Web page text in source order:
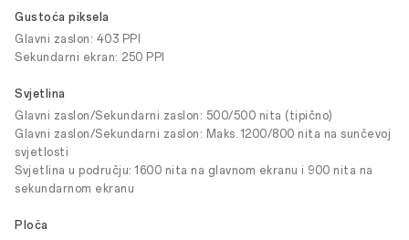
Gustoća piksela
Glavni zaslon: 403 PPI
Sekundarni ekran: 250 PPI
Svjetlina
Glavni zaslon/Sekundarni zaslon: 500/500 nita (tipično)
Glavni zaslon/Sekundarni zaslon: Maks. 1200/800 nita na sunčevoj
svjetlosti
Svjetlina u području: 1600 nita na glavnom ekranu i 900 nita na
sekundarnom ekranu
Ploča